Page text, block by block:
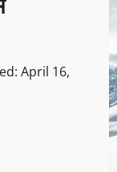
April 16,